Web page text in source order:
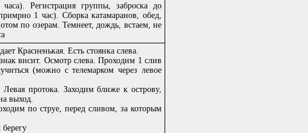
Регистрация группы, заброска до
1 час). Сборка катамаранов, обед,
по озерам. Темнеет, дождь, встаем, не
Красненькая. Есть стоянка слева.
висит. Осмотр слева. Проходим 1 слив
(можно с телемарком через левое
протока. Заходим ближе к острову,
выход.
по струе, перед сливом, за которым